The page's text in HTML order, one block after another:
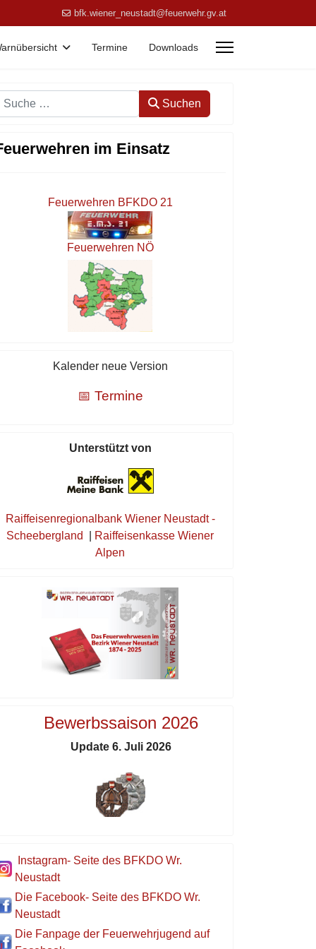
bfk.wiener_neustadt@feuerwehr.gv.at
Termine Downloads
Suchen Suchen
im Einsatz
Feuerwehren BFKDO 21
Feuerwehren NÖ
Kalender neue Version
📅 Termine
Unterstützt von
Raiffeisenregionalbank Wiener Neustadt -
Scheebergland
Raiffeisenkasse Wiener
Alpen
Bewerbssaison 2026
Update 6. Juli 2026
Instagram- Seite des BFKDO Wr.
Neustadt
Die Facebook- Seite des BFKDO Wr.
Neustadt
Die Fanpage der Feuerwehrjugend auf